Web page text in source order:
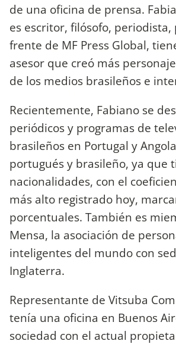
de una oficina de prensa.
es escritor, filósofo, periodista,
frente de MF Press Global,
asesor que creó más
de los medios brasileños e
Recientemente, Fabiano se
periódicos y programas de
brasileños en Portugal y
portugués y brasileño, ya que
nacionalidades, con el
más alto registrado hoy,
porcentuales. También es
Mensa, la asociación de
inteligentes del mundo con
Inglaterra.
Representante de Vitsuba
tenía una oficina en Buenos
sociedad con el actual